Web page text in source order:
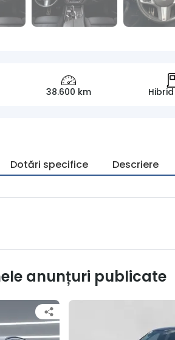
38.600 km
Dotări specifice Descriere
anunțuri publicate